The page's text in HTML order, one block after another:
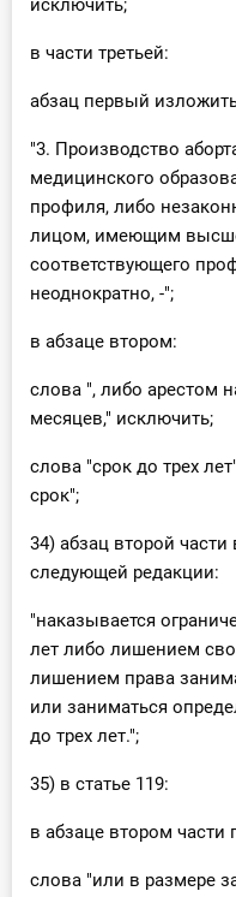
исключить;
в части третьей:
абзац первый
"3. Производство
медицинского
профиля, либо
лицом, имеющим
соответствующего
неоднократно, -";
в абзаце втором:
слова ", либо арестом
месяцев," исключить;
слова "срок до трех
срок";
34) абзац второй
следующей редакции:
"наказывается
лет либо лишением
лишением права
или заниматься
до трех лет.";
35) в статье 119:
в абзаце втором части
слова "или в размере